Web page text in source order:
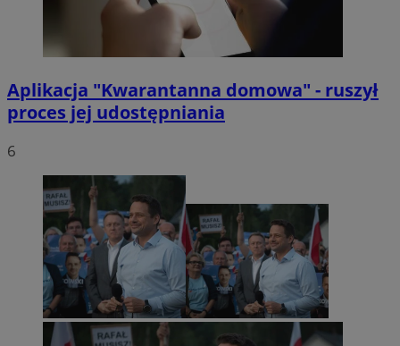
Aplikacja "Kwarantanna domowa" - ruszył
proces jej udostępniania
6